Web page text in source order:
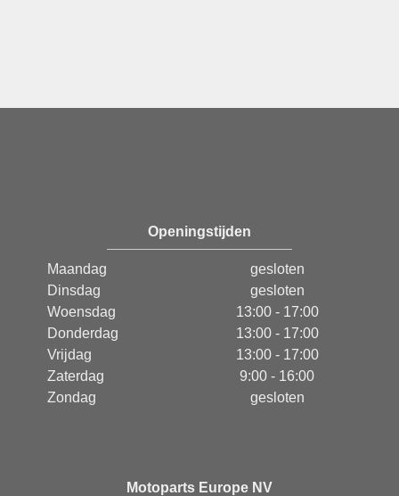
Openingstijden
Maandag
gesloten
Dinsdag
gesloten
Woensdag
13:00 - 17:00
Donderdag
13:00 - 17:00
Vrijdag
13:00 - 17:00
Zaterdag
9:00 - 16:00
Zondag
gesloten
Motoparts Europe NV